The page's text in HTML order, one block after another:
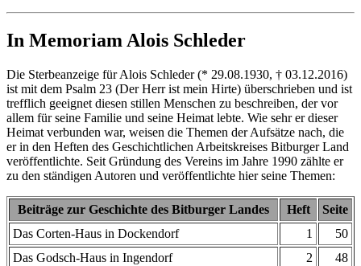
In Memoriam Alois Schleder
Die Sterbeanzeige für Alois Schleder (* 29.08.1930, † 03.12.2016)
ist mit dem Psalm 23 (Der Herr ist mein Hirte) überschrieben und ist
trefflich geeignet diesen stillen Menschen zu beschreiben, der vor
allem für seine Familie und seine Heimat lebte. Wie sehr er dieser
Heimat verbunden war, weisen die Themen der Aufsätze nach, die
er in den Heften des Geschichtlichen Arbeitskreises Bitburger Land
veröffentlichte. Seit Gründung des Vereins im Jahre 1990 zählte er
zu den ständigen Autoren und veröffentlichte hier seine Themen:
Beiträge zur Geschichte des Bitburger Landes Heft
Seite
Das Corten-Haus in Dockendorf
1
50
Das Godsch-Haus in Ingendorf
2
48